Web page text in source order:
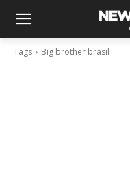
Tags Big brother brasil